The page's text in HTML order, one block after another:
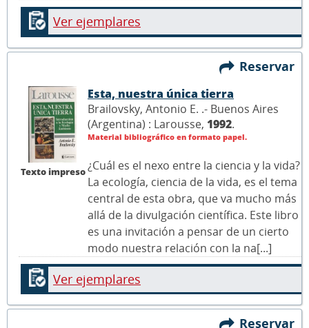
Ver ejemplares
Reservar
Texto impreso
Esta, nuestra única tierra
Brailovsky, Antonio E. .- Buenos Aires
(Argentina) : Larousse, 1992.
Material bibliográfico en formato papel.
¿Cuál es el nexo entre la ciencia y la vida?
La ecología, ciencia de la vida, es el tema
central de esta obra, que va mucho más
allá de la divulgación científica. Este libro
es una invitación a pensar de un cierto
modo nuestra relación con la na[...]
Ver ejemplares
Reservar